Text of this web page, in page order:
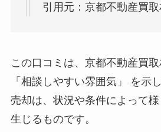
引用元：京都不動産買
この口コミは、京都不動産買
「相談しやすい雰囲気」 を示
売却は、状況や条件によって
生じるものです。